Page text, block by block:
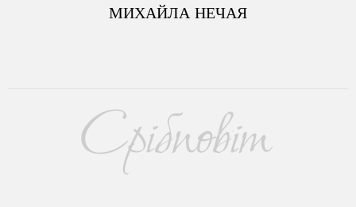
МИХАЙЛА НЕЧАЯ